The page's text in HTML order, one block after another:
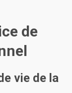
de
vie de la